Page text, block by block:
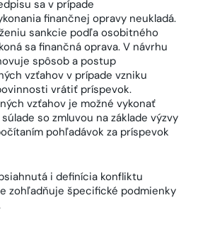
sa v prípade
finančnej opravy neukladá.
sankcie podľa osobitného
sa finančná oprava. V návrhu
spôsob a postup
vzťahov v prípade vzniku
vrátiť príspevok.
vzťahov je možné vykonať
so zmluvou na základe výzvy
pohľadávok za príspevok
i definícia konfliktu
zohľadňuje špecifické podmienky